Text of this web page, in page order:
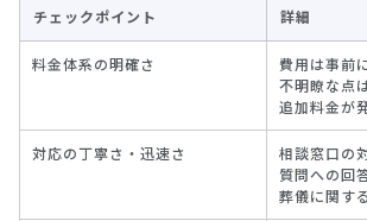
チェックポイント 詳細
料金体系の明確さ
費用は事前
不明瞭な点
追加料金が
対応の丁寧さ・迅速さ
相談窓口の
質問への回
葬儀に関す